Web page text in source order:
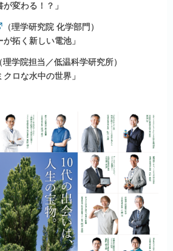
変わる！？」
（理学研究院 化学部門）
拓く新しい電池」
（理学院担当／低温科学研究所）
ロな水中の世界」